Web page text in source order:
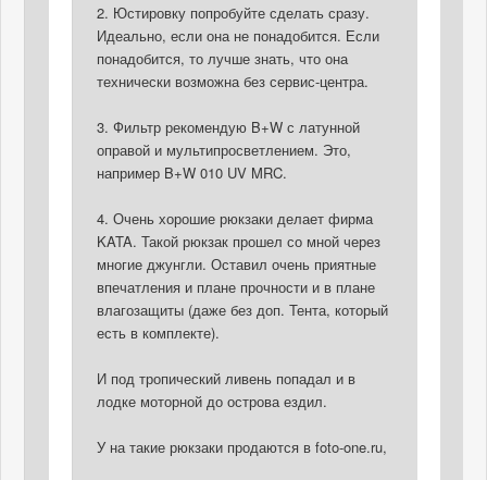
2. Юстировку попробуйте сделать сразу.
Идеально, если она не понадобится. Если
понадобится, то лучше знать, что она
технически возможна без сервис-центра.
3. Фильтр рекомендую B+W с латунной
оправой и мультипросветлением. Это,
например B+W 010 UV MRC.
4. Очень хорошие рюкзаки делает фирма
KATA. Такой рюкзак прошел со мной через
многие джунгли. Оставил очень приятные
впечатления и плане прочности и в плане
влагозащиты (даже без доп. Тента, который
есть в комплекте).
И под тропический ливень попадал и в
лодке моторной до острова ездил.
У на такие рюкзаки продаются в foto-one.ru,